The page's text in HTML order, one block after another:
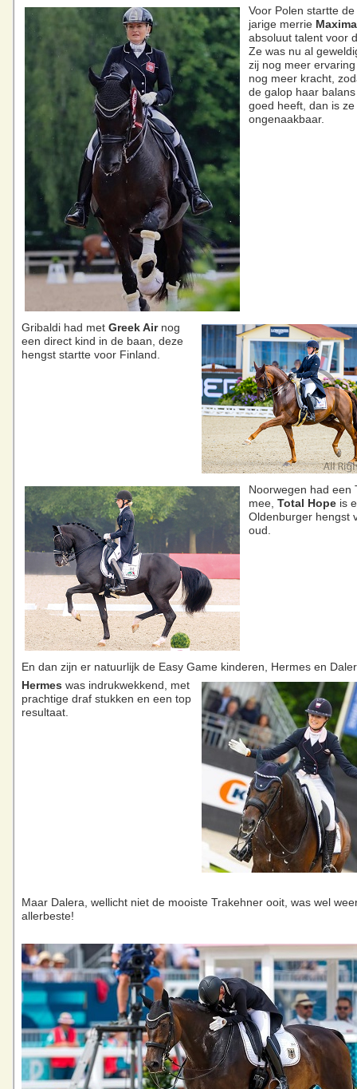
Voor Polen startte
jarige merrie
absoluut talent voor
Ze was nu al
zij nog meer
nog meer kracht,
de galop haar
goed heeft, dan is ze
ongenaakbaar.
Gribaldi had met Greek Airnog
een direct kind in de baan, deze
hengst startte voor Finland.
Noorwegen had een
mee, Total Hope is
Oldenburger hengst
oud.
En dan zijn er natuurlijk de Easy Game kinderen, Hermes en
Hermes was indrukwekkend, met
prachtige draf stukken en een top
resultaat.
Maar Dalera, wellicht niet de mooiste Trakehner ooit, was wel
allerbeste!